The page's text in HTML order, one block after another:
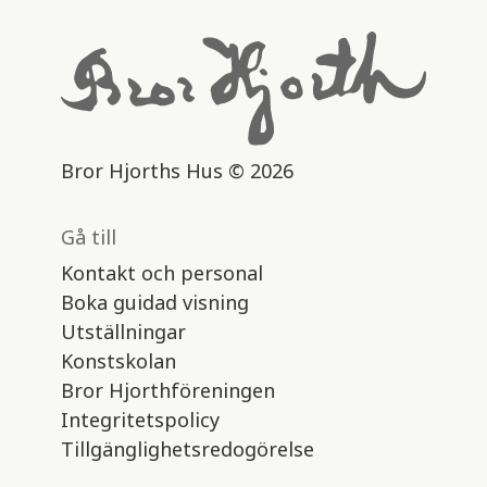
Bror Hjorths Hus © 2026
Gå till
Kontakt och personal
Boka guidad visning
Utställningar
Konstskolan
Bror Hjorthföreningen
Integritetspolicy
Tillgänglighetsredogörelse